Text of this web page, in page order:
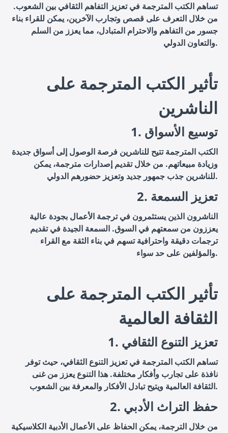
تساهم الكتب المترجمة في تعزيز التفاهم الثقافي بين الشعوب.
من خلال التعرف على قصص وتجارب الآخرين، يمكن للقراء بناء
جسور من التفاهم والاحترام المتبادل، مما يعزز من السلم
والتعاون الدولي.
تأثير الكتب المترجمة على
الناشرين
1. توسيع الأسواق
الكتب المترجمة تتيح للناشرين فرصة الوصول إلى أسواق جديدة
وزيادة مبيعاتهم. من خلال تقديم إصدارات مترجمة، يمكن
للناشرين جذب جمهور جديد وتعزيز حضورهم الدولي.
2. تعزيز السمعة
الناشرون الذين يستثمرون في ترجمة الأعمال بجودة عالية
يعززون من سمعتهم في السوق. السمعة الجيدة في تقديم
ترجمات دقيقة واحترافية تسهم في بناء الثقة مع القراء
والمؤلفين على حد سواء.
تأثير الكتب المترجمة على
الثقافة العالمية
1. تعزيز التنوع الثقافي
تساهم الكتب المترجمة في تعزيز التنوع الثقافي، حيث توفر
نافذة على تجارب وأفكار مختلفة. هذا التنوع يعزز من غنى
الثقافة العالمية ويتيح تبادل الأفكار والمعرفة بين الشعوب.
2. حفظ التراث الأدبي
من خلال الترجمة، يمكن الحفاظ على الأعمال الأدبية الكلاسيكية